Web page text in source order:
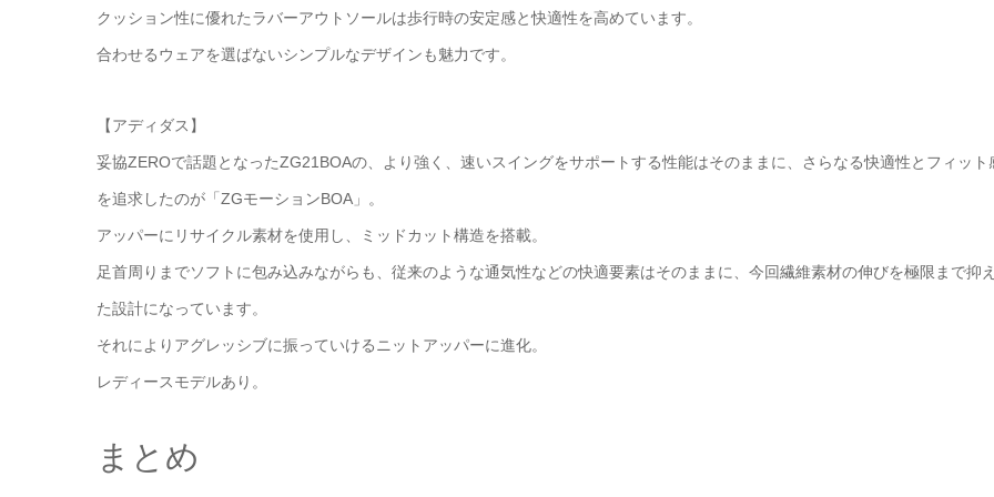
クッション性に優れたラバーアウトソールは歩行時の安定感と快適性を高めています。
合わせるウェアを選ばないシンプルなデザインも魅力です。
【アディダス】
妥協ZEROで話題となったZG21BOAの、より強く、速いスイングをサポートする性能はそのままに、さらなる快適性とフィット
を追求したのが「ZGモーションBOA」。
アッパーにリサイクル素材を使用し、ミッドカット構造を搭載。
足首周りまでソフトに包み込みながらも、従来のような通気性などの快適要素はそのままに、今回繊維素材の伸びを極限まで抑
た設計になっています。
それによりアグレッシブに振っていけるニットアッパーに進化。
レディースモデルあり。
まとめ